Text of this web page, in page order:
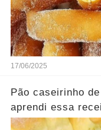
17/06/2025
Pão caseirinho
aprendi essa
mais